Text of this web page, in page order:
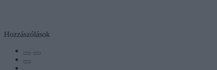
Hozzászólások